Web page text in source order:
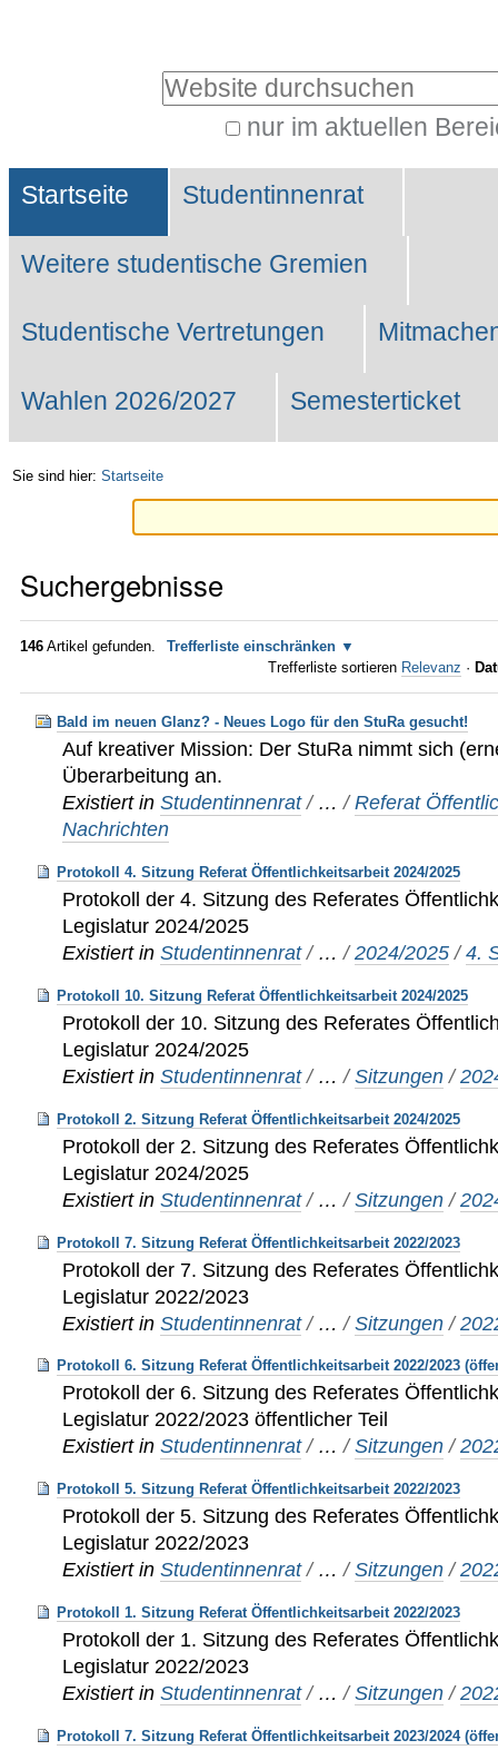
Website durchsuchen
nur im aktuellen
Suche…
Sektionen
Startseite Studentinnenrat
Weitere studentische Gremien
Studentische Vertretungen
Wahlen 2026/2027 Semesterticket
Sie sind hier: Startseite
Suchergebnisse
146 Artikel gefunden.
Trefferliste einschränken
Trefferliste sortieren Relevanz ·
Bald im neuen Glanz? - Neues Logo für den StuRa gesucht!
Auf kreativer Mission: Der StuRa nimmt sich
Überarbeitung an.
Existiert in Studentinnenrat / …/Referat
Nachrichten
Protokoll 4. Sitzung Referat Öffentlichkeitsarbeit 2024/2025
Protokoll der 4. Sitzung des Referates
Legislatur 2024/2025
Existiert in Studentinnenrat / …/2024/2025 /4.
Protokoll 10. Sitzung Referat Öffentlichkeitsarbeit 2024/2025
Protokoll der 10. Sitzung des Referates
Legislatur 2024/2025
Existiert in Studentinnenrat / …/Sitzungen /
Protokoll 2. Sitzung Referat Öffentlichkeitsarbeit 2024/2025
Protokoll der 2. Sitzung des Referates
Legislatur 2024/2025
Existiert in Studentinnenrat / …/Sitzungen /
Protokoll 7. Sitzung Referat Öffentlichkeitsarbeit 2022/2023
Protokoll der 7. Sitzung des Referates
Legislatur 2022/2023
Existiert in Studentinnenrat / …/Sitzungen /
Protokoll 6. Sitzung Referat Öffentlichkeitsarbeit 2022/2023
Protokoll der 6. Sitzung des Referates
Legislatur 2022/2023 öffentlicher Teil
Existiert in Studentinnenrat / …/Sitzungen /
Protokoll 5. Sitzung Referat Öffentlichkeitsarbeit 2022/2023
Protokoll der 5. Sitzung des Referates
Legislatur 2022/2023
Existiert in Studentinnenrat / …/Sitzungen /
Protokoll 1. Sitzung Referat Öffentlichkeitsarbeit 2022/2023
Protokoll der 1. Sitzung des Referates
Legislatur 2022/2023
Existiert in Studentinnenrat / …/Sitzungen /
Protokoll 7. Sitzung Referat Öffentlichkeitsarbeit 2023/2024